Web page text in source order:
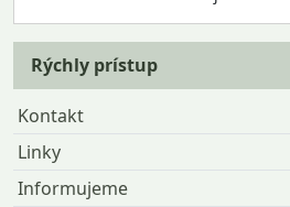
Rýchly prístup
Kontakt
Linky
Informujeme